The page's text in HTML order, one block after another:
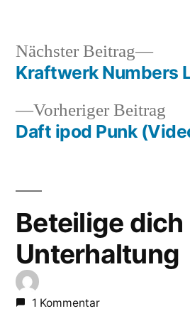
Vorheriger Beitrag
Daft ipod Punk
Nächster Beitrag
Kraftwerk Numbers
Beteilige dich
Unterhaltung
1 Kommentar